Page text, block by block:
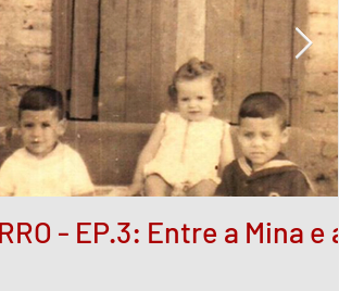
- EP.3: Entre a Mina e a